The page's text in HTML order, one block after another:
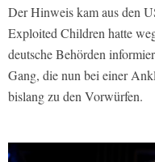
Der Hinweis kam aus den
Exploited Children hatte
deutsche Behörden
Gang, die nun bei einer
bislang zu den Vorwürfen.